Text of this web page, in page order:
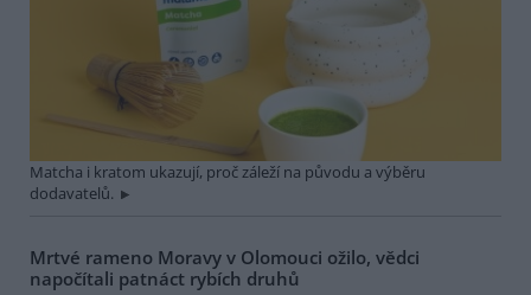
Matcha i kratom ukazují, proč záleží na původu a výběru
dodavatelů.
Mrtvé rameno Moravy v Olomouci ožilo, vědci
napočítali patnáct rybích druhů